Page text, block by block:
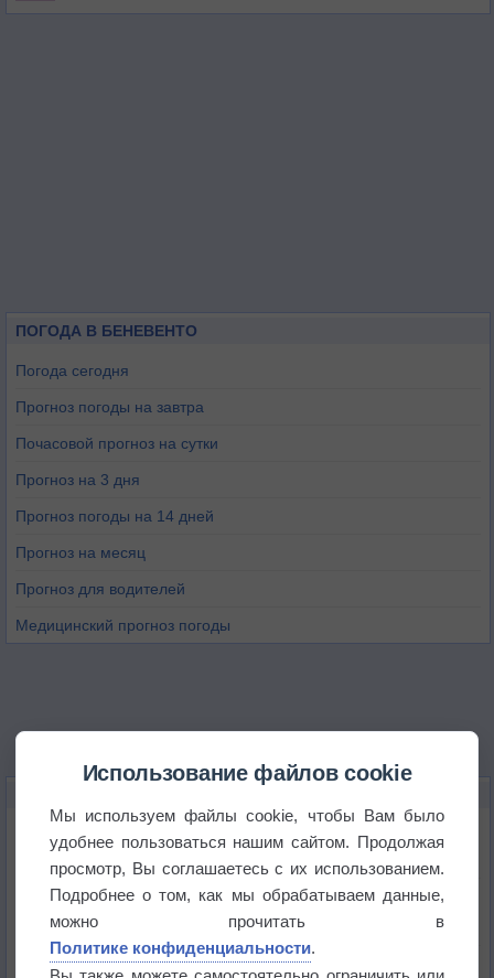
ПОГОДА В БЕНЕВЕНТО
Погода сегодня
Прогноз погоды на завтра
Почасовой прогноз на сутки
Прогноз на 3 дня
Прогноз погоды на 14 дней
Прогноз на месяц
Прогноз для водителей
Медицинский прогноз погоды
Июль в России стал самым тёплым за всю
историю
В Центральной России наступают самые жаркие
Дневная температура воздуха в ОАЭ превысила
Использование файлов cookie
Мы используем файлы cookie, чтобы Вам было
удобнее пользоваться нашим сайтом. Продолжая
просмотр, Вы соглашаетесь с их использованием.
Подробнее о том, как мы обрабатываем данные,
можно прочитать в
Политике конфиденциальности.